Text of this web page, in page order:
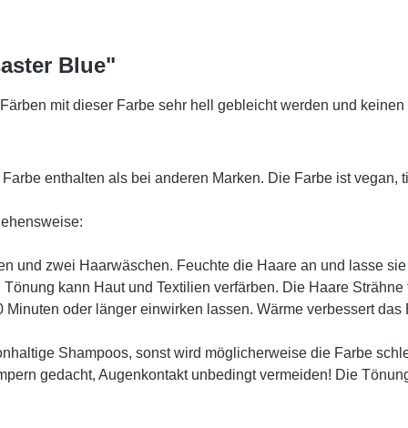
Blue"
mit dieser Farbe sehr hell gebleicht werden und
enthalten als bei anderen Marken. Die Farbe ist vegan,
und zwei Haarwäschen. Feuchte die Haare an und lasse
kann Haut und Textilien verfärben. Die Haare
oder länger einwirken lassen. Wärme verbessert das
Shampoos, sonst wird möglicherweise die Farbe
gedacht, Augenkontakt unbedingt vermeiden! Die